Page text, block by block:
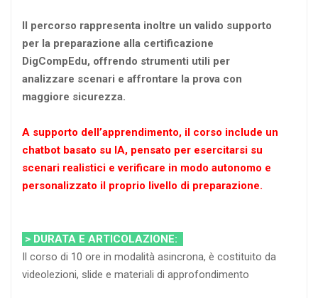
Il percorso rappresenta inoltre un valido supporto
per la preparazione alla certificazione
DigCompEdu, offrendo strumenti utili per
analizzare scenari e affrontare la prova con
maggiore sicurezza.
A supporto dell’apprendimento, il corso include un
chatbot basato su IA, pensato per esercitarsi su
scenari realistici e verificare in modo autonomo e
personalizzato il proprio livello di preparazione.
> DURATA E ARTICOLAZIONE:
Il corso di 10 ore in modalità asincrona, è costituito da
videolezioni, slide e materiali di approfondimento